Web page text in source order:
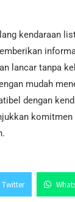
kendaraan
lancar tanpa
mudah
dengan
Twitter